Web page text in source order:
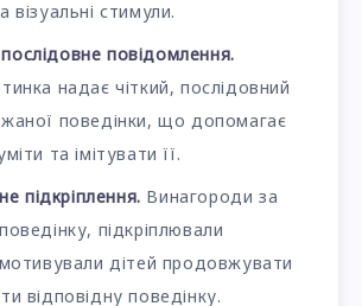
візуальні стимули.
повідомлення.
надає чіткий, послідовний
поведінки, що допомагає
та імітувати її.
підкріплення. Винагороди за
підкріплювали
дітей продовжувати
відповідну поведінку.